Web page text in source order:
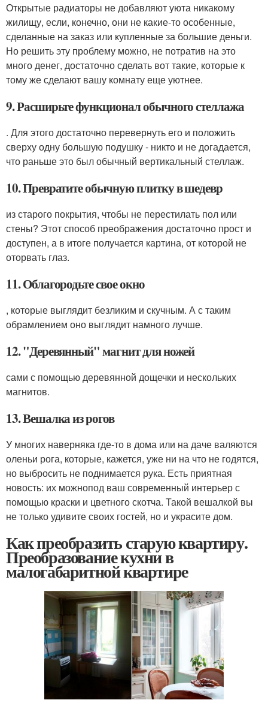
Открытые радиаторы не добавляют уюта никакому
жилищу, если, конечно, они не какие-то особенные,
сделанные на заказ или купленные за большие деньги.
Но решить эту проблему можно, не потратив на это
много денег, достаточно сделать вот такие, которые к
тому же сделают вашу комнату еще уютнее.
9. Расширьте функционал обычного стеллажа
. Для этого достаточно перевернуть его и положить
сверху одну большую подушку - никто и не догадается,
что раньше это был обычный вертикальный стеллаж.
10. Превратите обычную плитку в шедевр
из старого покрытия, чтобы не перестилать пол или
стены? Этот способ преображения достаточно прост и
доступен, а в итоге получается картина, от которой не
оторвать глаз.
11. Облагородьте свое окно
, которые выглядит безликим и скучным. А с таким
обрамлением оно выглядит намного лучше.
12. "Деревянный" магнит для ножей
сами с помощью деревянной дощечки и нескольких
магнитов.
13. Вешалка из рогов
У многих наверняка где-то в дома или на даче валяются
оленьи рога, которые, кажется, уже ни на что не годятся,
но выбросить не поднимается рука. Есть приятная
новость: их можнопод ваш современный интерьер с
помощью краски и цветного скотча. Такой вешалкой вы
не только удивите своих гостей, но и украсите дом.
Как преобразить старую квартиру.
Преобразование кухни в
малогабаритной квартире